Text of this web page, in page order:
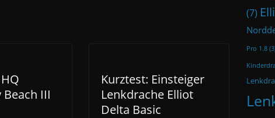
III
Kurztest: Einsteiger
Lenkdrache Elliot
Delta Basic
(7)
Pro 1.8